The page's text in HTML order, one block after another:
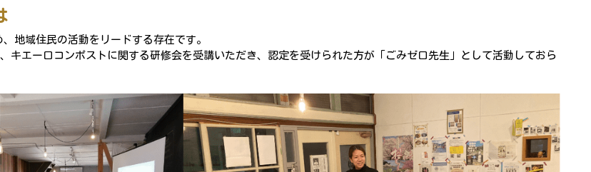
地域住民の活動をリードする存在です。
キエーロコンポストに関する研修会を受講いただき、認定を受けられた方が「ごみゼロ先生」として活動しておら